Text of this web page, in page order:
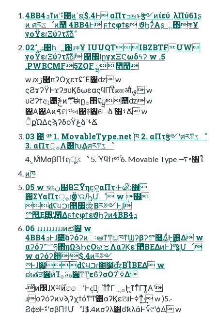
4BB4ܕͳͷʹࣗ༝౓ͷߴ͍ຊ֨$.4Ͱ αΠτߏஙͱӡ༻ͷίεύˍλΠύ61ʂ
ͷ ศརػೳͷ࿩ 4BB4Ͱ ϝϯςφϯε ϑϦʔͩΑʂ ૣ੉কҰ
γοΫεɾΞύʔτגࣜձࣾ
02 ࣗݾ঺հ ૣ੉ɹকҰ IUUQTIBZBTFUW
γοΫεɾΞύʔτגࣜձࣾ ੡඼اըγχΞϚωδϟʔ w .5
.PWBCMF5ZQF ྺ೥໨
w ԕڑ཭πʔΩχετʢἚ৓ʣ w
ςϨϫʔΫͰϫʔϧυϏδωεαςϥΠτີணऔࡐ w
υϩʔϯඈ͹ͯ͠ࢢͷެࣜ؍ޫಈը࡞੒ʢྺ೥ʣ w
΀Α΀Αͷࠃମ༧બ΍࿈࠯େձʹ΋ࢀՃ w
ੈքΏΔϛϡʔδοΫڠձʹࢀՃ
03 ಺ ༰ 1. MovableType.net ֓ཁ 2. αΠτӡ༻ʹศརͳػೳ
3. αΠτ੍࡞Λޮ཰Խ͢Δศརͳػೳ
4. ͔ΜͨΜσβΠϯฤूػೳ 5. ϓϥϯɾྉۚ 6. Movable Type ࠷৽৘ใ
ͷ֓ཁ
05 w খதن໛͔ΒΞΫηε͕ଟ͍αΠτ·Ͱ෯޿͍
΢ΣϒαΠτ੍࡞ɾӡӦʹରԠՄೳ w ֹ݄໿
ԁʢ੫ࠐɾ೥෷͍࣌ʣ͔Βར༻Ͱ͖ɺ
ొ࿥͢Ε͹͙͢ʹ࢖͑ΔϝϯςφϯεϑϦʔͷ4BB4ܕ
06 ɹɹɹɹɹɹɹɹɹͷಛ௕ w
4BB4ܕͰɺ೉͍͠αʔόʔͷઃఆͳͲ͕ඞཁͳ͘Ϣʔβʔొ࿥͢Δ͚ͩͰ͙͢࢖͑Δ w
αʔόʔ؅ཧ΍ηΩϡϦςΟରࡦΛαʔϏεʹ೚ͤΒΕΔͷͰɺ҆৺ͯ͠ӡ༻͕Մೳ
w αʔόʔ୅ʴ$.4ͷར༻
ྉͰɺֹ݄໿ԁʢ੫ࠐɾ೥෷͍࣌ʣ͔Β࢝ΊΒΕΔ w
ಈతੜ੒ͷͨΊهࣄ࡞੒ͳͲ͕εϐʔσΟʔʹߦ͑Δ
˞ͦͷ෼ɺӾཡ࣌ͷෛՙͰද͕ࣔॏ͘ͳͬͨΓૢ࡞Ͱ͖ͳ͘ͳͬͨΓ͠ͳ͍Α͏ʹ
ɹαʔόʔͷνϡʔχϯάͳͲ͸αʔϏεଆͰߦͳ͍ͬͯ·͢ w )5.-
ϨϕϧͰࣗ༝ʹσβΠϯՄೳɺ$.4ͷσʔλ͸ಠࣗͷλάͰ؆୯ʹѻ͑Δ w